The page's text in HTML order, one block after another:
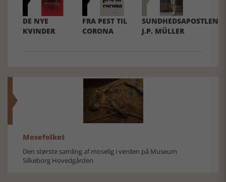
DE NYE
KVINDER
FRA PEST TIL
CORONA
SUNDHEDSAPOSTLEN
J.P. MÜLLER
Mosefolket
Den største samling af moselig i verden på Museum
Silkeborg Hovedgården